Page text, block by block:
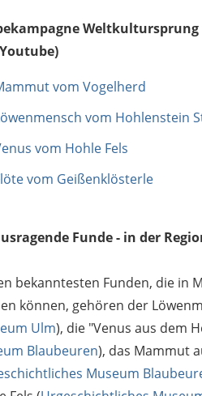
vom Vogelherd
vom Hohlenstein
vom Hohle Fels
vom Geißenklösterle
Funde - in der
bekanntesten Funden, die in
können, gehören der
Ulm), die "Venus aus dem
Blaubeuren), das Mammut
Museum